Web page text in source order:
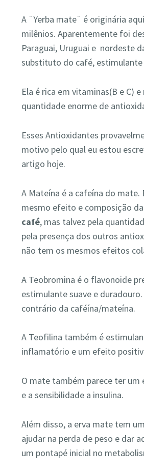
A ¨Yerba mate¨ é originária
milênios. Aparentemente foi
Paraguai, Uruguai e nordeste
substituto do café,
Ela é rica em vitaminas(B e C)
quantidade enorme de
Esses Antioxidantes
motivo pelo qual eu estou
artigo hoje.
A Mateína é a cafeína do mate.
mesmo efeito e composição
café, mas talvez pela
pela presença dos outros
não tem os mesmos efeitos
A Teobromina é o flavonoide
estimulante suave e
contrário da caféína/mateína.
A Teofilina também é
inflamatório e um efeito
O mate também parece ter
e a sensibilidade a insulina.
Além disso, a erva mate tem
ajudar na perda de peso e dar
um pontapé inicial no